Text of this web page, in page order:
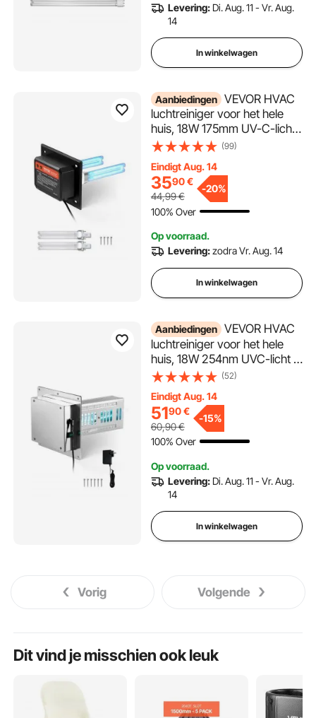
Levering: Di. Aug. 11 - Vr. Aug.
14
In winkelwagen
Aanbiedingen VEVOR HVAC
luchtreiniger voor het hele
huis, 18W 175mm UV-C-licht
in kanaal voor
luchtwasser met 2
reservelampen, HVAC UV-
lampen, luchtreiniger voor
airconditioners
(99)
Eindigt Aug. 14
3590€
44,99€
-20%
100% Over
Op voorraad.
Levering:zodra Vr. Aug. 14
In winkelwagen
Aanbiedingen VEVOR HVAC
luchtreiniger voor het hele
huis, 18W 254nm UVC-licht in
kanaal voor
luchtwasser met 2 lampen,
HVAC UV-lampen met
netsnoer, luchtreiniger voor
airconditioners
(52)
Eindigt Aug. 14
5190€
60,90€
-15%
100% Over
Op voorraad.
Levering: Di. Aug. 11 - Vr. Aug.
14
In winkelwagen
Vorig Volgende
Dit vind je misschien ook leuk